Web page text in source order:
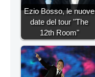
Ezio Bosso, le nuove
date del tour "The
12th Room"